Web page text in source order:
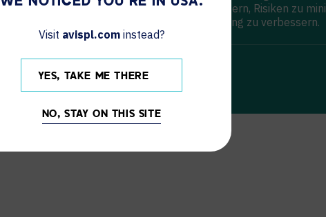
Effizienz zu steigern, Risiken zu
Benutzererfahrung zu verbessern.
Visit avispl.com instead?
YES, TAKE ME THERE
NO, STAY ON THIS SITE